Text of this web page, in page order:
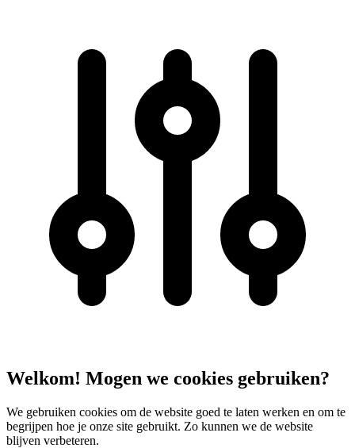
Welkom! Mogen we cookies gebruiken?
We gebruiken cookies om de website goed te laten werken en om te
begrijpen hoe je onze site gebruikt. Zo kunnen we de website
blijven verbeteren.